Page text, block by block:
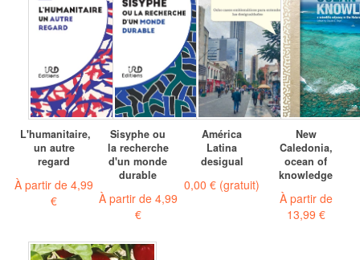
L'humanitaire,
un autre
regard
À partir de4,99
€
Sisyphe ou
la recherche
d'un monde
durable
À partir de 4,99
€
América
Latina
desigual
0,00 € (gratuit)
New
Caledonia,
ocean of
knowledge
À partir de
13,99 €